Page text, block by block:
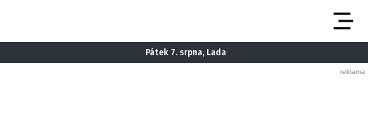
Pátek 7. srpna, Lada